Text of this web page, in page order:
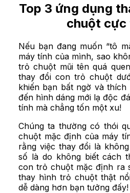
Top 3 ứng dụng
chuột cực
Nếu bạn đang muốn “tô
máy tính của mình, sao
trỏ chuột mũi tên quá
thay đổi con trỏ chuột
khiến bạn bất ngờ và
đến hình dáng mới lạ độc
tính mà chẳng tốn một xu!
Chúng ta thường có thói
chuột mặc định của máy
rằng việc thay đổi là
số là do không biết cách
con trỏ chuột mặc định ra
thay hình trỏ chuột thật
dễ dàng hơn bạn tưởng đấy!